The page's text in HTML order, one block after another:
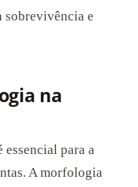
sobrevivência e
na
para a
A morfologia